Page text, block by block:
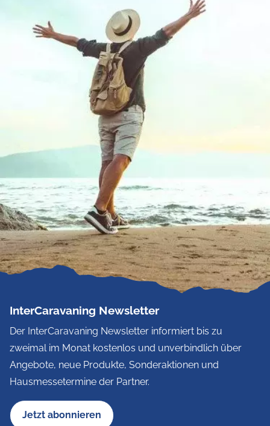
InterCaravaning Newsletter
Der InterCaravaning Newsletter informiert bis zu
zweimal im Monat kostenlos und unverbindlich über
Angebote, neue Produkte, Sonderaktionen und
Hausmessetermine der Partner.
Jetzt abonnieren